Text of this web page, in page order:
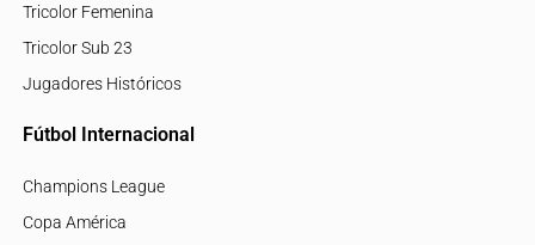
Tricolor Femenina
Tricolor Sub 23
Jugadores Históricos
Fútbol Internacional
Champions League
Copa América